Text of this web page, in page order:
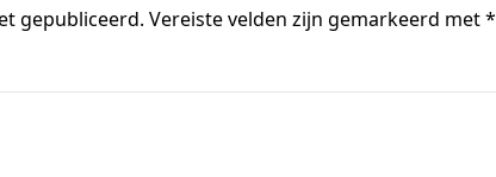
gepubliceerd. Vereiste velden zijn gemarkeerd met*